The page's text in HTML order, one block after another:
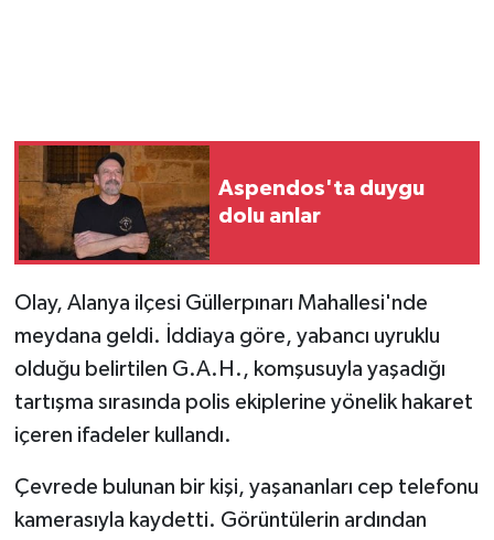
Aspendos'ta duygu
dolu anlar
Olay, Alanya ilçesi Güllerpınarı Mahallesi'nde
meydana geldi. İddiaya göre, yabancı uyruklu
olduğu belirtilen G.A.H., komşusuyla yaşadığı
tartışma sırasında polis ekiplerine yönelik hakaret
içeren ifadeler kullandı.
Çevrede bulunan bir kişi, yaşananları cep telefonu
kamerasıyla kaydetti. Görüntülerin ardından
Siyaset
Sokak Hayvanlarını Sahiplendirme
Spor
Vasıta
Yaşam